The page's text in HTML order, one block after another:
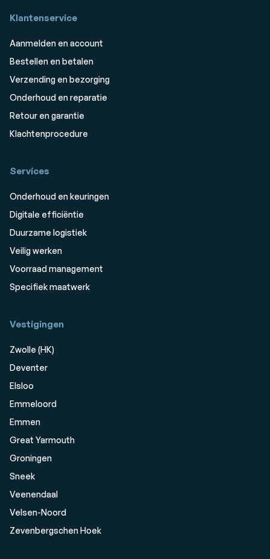
Klantenservice
Aanmelden en account
Bestellen en betalen
Verzending en bezorging
Onderhoud en reparatie
Retour en garantie
Klachtenprocedure
Services
Onderhoud en keuringen
Digitale efficiëntie
Duurzame logistiek
Veilig werken
Voorraad management
Specifiek maatwerk
Vestigingen
Zwolle (HK)
Deventer
Elsloo
Emmeloord
Emmen
Great Yarmouth
Groningen
Sneek
Veenendaal
Velsen-Noord
Zevenbergschen Hoek